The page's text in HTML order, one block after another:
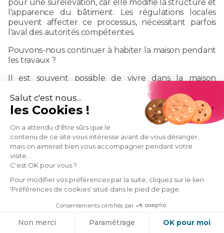
Salut c'est nous...
les Cookies !
On a attendu d'être sûrs que le
contenu de ce site vous intéresse avant de vous déranger,
mais on aimerait bien vous accompagner pendant votre
visite...
C'est OK pour vous ?
Pour modifier vos préférences par la suite, cliquez sur le lien
'Préférences de cookies' situé dans le pied de page.
Consentements certifiés par
Non merci Paramétrage OK pour moi
pour une surélévation, car elle modifie la structure et
l'apparence du bâtiment. Les régulations locales
peuvent affecter ce processus, nécessitant parfois
l'aval des autorités compétentes.
Pouvons-nous continuer à habiter la maison pendant
les travaux ?
Il est souvent possible de vivre dans la maison
pendant les travaux de surélévation, mais cela
nécessite une planification minutieuse pour minimiser
les perturbations, notamment durant la phase
Combien de temps dure un projet de surélévation ?
La durée des travaux dépend de la technique choisie,
mais en moyenne, la surélévation prend entre 8 et 20
d'eau et hors d'air.
Quels matériaux sont privilégiés dans une
Les matériaux couramment utilisés incluent